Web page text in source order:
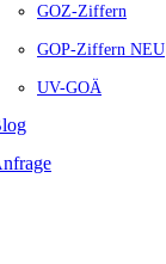
GOZ-Ziffern
GOP-Ziffern NEU
UV-GOÄ